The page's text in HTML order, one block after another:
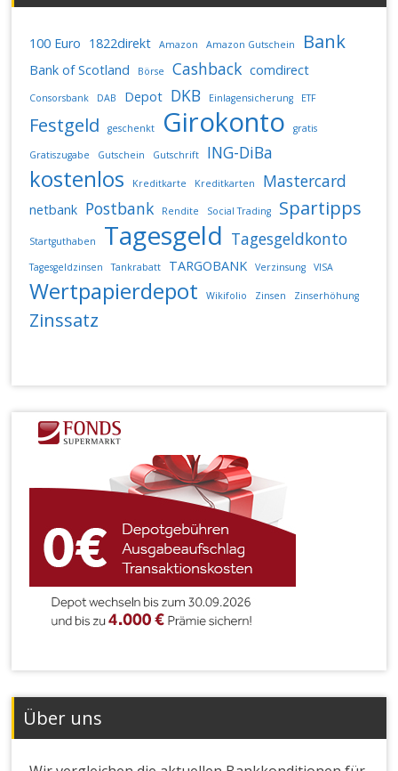
100 Euro 1822direkt Amazon Amazon Gutschein Bank
Bank of Scotland Börse Cashback comdirect
Consorsbank DAB Depot DKB Einlagensicherung ETF
Festgeld geschenkt Girokonto gratis
Gratiszugabe Gutschein Gutschrift ING-DiBa
kostenlos Kreditkarte Kreditkarten Mastercard
netbank Postbank Rendite Social Trading Spartipps
Startguthaben Tagesgeld Tagesgeldkonto
Tagesgeldzinsen Tankrabatt TARGOBANK Verzinsung VISA
Wertpapierdepot Wikifolio Zinsen Zinserhöhung
Zinssatz
Über uns